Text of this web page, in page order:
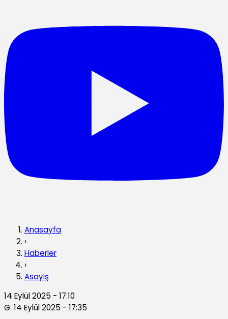
Anasayfa
›
Haberler
›
Asayiş
14 Eylül 2025 - 17:10
G: 14 Eylül 2025 - 17:35